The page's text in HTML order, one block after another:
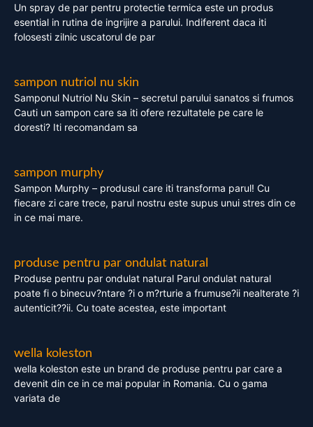
Un spray de par pentru protectie termica este un produs
esential in rutina de ingrijire a parului. Indiferent daca iti
folosesti zilnic uscatorul de par
sampon nutriol nu skin
Samponul Nutriol Nu Skin – secretul parului sanatos si frumos
Cauti un sampon care sa iti ofere rezultatele pe care le
doresti? Iti recomandam sa
sampon murphy
Sampon Murphy – produsul care iti transforma parul! Cu
fiecare zi care trece, parul nostru este supus unui stres din ce
in ce mai mare.
produse pentru par ondulat natural
Produse pentru par ondulat natural Parul ondulat natural
poate fi o binecuv?ntare ?i o m?rturie a frumuse?ii nealterate ?i
autenticit??ii. Cu toate acestea, este important
wella koleston
wella koleston este un brand de produse pentru par care a
devenit din ce in ce mai popular in Romania. Cu o gama
variata de